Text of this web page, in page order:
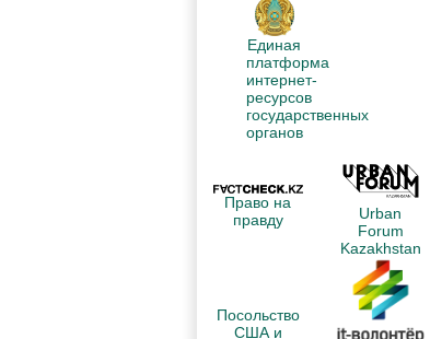
Единая
платформа
интернет-
ресурсов
государственных
органов
Право на
правду
Urban
Forum
Kazakhstan
Посольство
США и